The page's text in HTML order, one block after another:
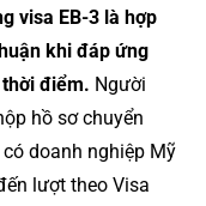
visa EB-3 là hợp
khi đáp ứng
điểm. Người
hồ sơ chuyển
doanh nghiệp Mỹ
lượt theo Visa